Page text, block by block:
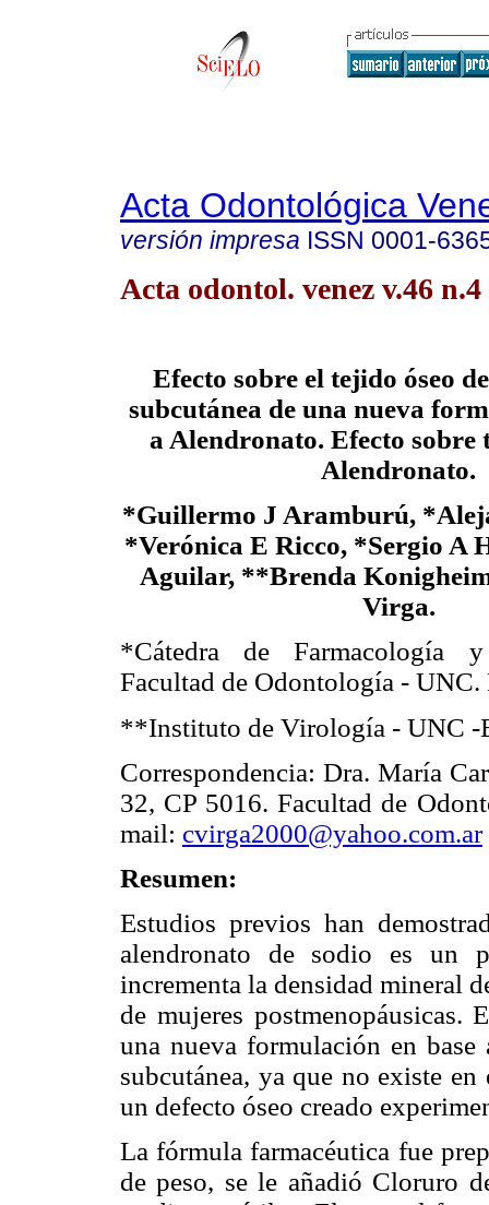
Acta Odontológica
versión impresa ISSN 0001-
Acta odontol. venez v.46
Efecto sobre el tejido óseo
subcutánea de una nueva
a Alendronato. Efecto sobre
Alendronato.
*Guillermo J Aramburú,
*Verónica E Ricco, *Sergio A
Aguilar, **Brenda
Virga.
*Cátedra de Farmacología
Facultad de Odontología - UNC.
**Instituto de Virología - UNC -
Correspondencia: Dra. María
32, CP 5016. Facultad de
mail: cvirga2000@yahoo.com.ar
Resumen:
Estudios previos han
alendronato de sodio es un
incrementa la densidad mineral
de mujeres
una nueva formulación en
subcutánea, ya que no existe
un defecto óseo creado
La fórmula farmacéutica fue
de peso, se le añadió Cloruro